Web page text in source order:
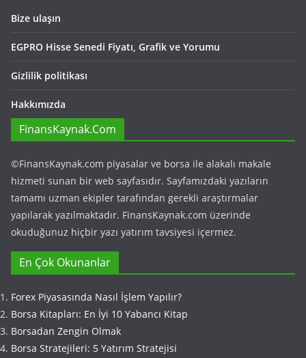
Bize ulaşın
EGPRO Hisse Senedi Fiyatı, Grafik ve Yorumu
Gizlilik politikası
Hakkımızda
FinansKaynak.Com
©FinansKaynak.com piyasalar ve borsa ile alakalı makale
hizmeti sunan bir web sayfasıdır. Sayfamızdaki yazıların
tamamı uzman ekipler tarafından gerekli araştırmalar
yapılarak yazılmaktadır. FinansKaynak.com üzerinde
okuduğunuz hiçbir yazı yatırım tavsiyesi içermez.
En Çok Okunanlar
Forex Piyasasında Nasıl İşlem Yapılır?
Borsa Kitapları: En İyi 10 Yabancı Kitap
Borsadan Zengin Olmak
Borsa Stratejileri: 5 Yatırım Stratejisi